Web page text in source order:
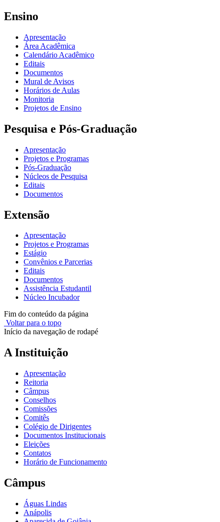
Ensino
Apresentação
Área Acadêmica
Calendário Acadêmico
Editais
Documentos
Mural de Avisos
Horários de Aulas
Monitoria
Projetos de Ensino
Pesquisa e Pós-Graduação
Apresentação
Projetos e Programas
Pós-Graduação
Núcleos de Pesquisa
Editais
Documentos
Extensão
Apresentação
Projetos e Programas
Estágio
Convênios e Parcerias
Editais
Documentos
Assistência Estudantil
Núcleo Incubador
Fim do conteúdo da página
Voltar para o topo
Início da navegação de rodapé
A Instituição
Apresentação
Reitoria
Câmpus
Conselhos
Comissões
Comitês
Colégio de Dirigentes
Documentos Institucionais
Eleições
Contatos
Horário de Funcionamento
Câmpus
Águas Lindas
Anápolis